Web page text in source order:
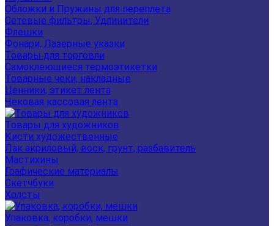
Обложки и Пружины для переплета
Сетевые фильтры, Удлинители
Флешки
Фонари, Лазерные указки
Товары для торговли
Самоклеющиеся термоэтикетки
Товарные чеки, накладные
Ценники, этикет лента
Чековая кассовая лента
Товары для художников
Кисти художественные
Лак акриловый, воск, грунт, разбавитель
Мастихины
Графические материалы
Скетчбуки
Холсты
Упаковка, коробки, мешки